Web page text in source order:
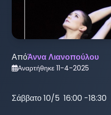
ΑπόΆννα Λιανοπούλου
Αναρτήθηκε 11-4-2025
Σάββατο 10/5  16:00 -18:30